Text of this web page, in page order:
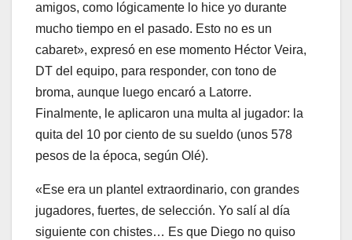
amigos, como lógicamente lo hice yo durante
mucho tiempo en el pasado. Esto no es un
cabaret», expresó en ese momento Héctor Veira,
DT del equipo, para responder, con tono de
broma, aunque luego encaró a Latorre.
Finalmente, le aplicaron una multa al jugador: la
quita del 10 por ciento de su sueldo (unos 578
pesos de la época, según Olé).
«Ese era un plantel extraordinario, con grandes
jugadores, fuertes, de selección. Yo salí al día
siguiente con chistes… Es que Diego no quiso